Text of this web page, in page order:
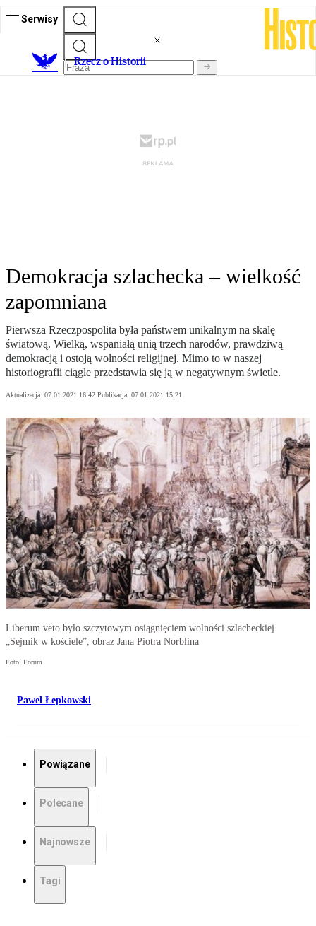
Serwisy
Rzecz o Historii
Demokracja szlachecka – wielkość
zapomniana
Pierwsza Rzeczpospolita była państwem unikalnym na skalę
światową. Wielką, wspaniałą unią trzech narodów, prawdziwą
demokracją i ostoją wolności religijnej. Mimo to w naszej
historiografii ciągle przedstawia się ją w negatywnym świetle.
Aktualizacja: 07.01.2021 16:42 Publikacja: 07.01.2021 15:21
Liberum veto było szczytowym osiągnięciem wolności szlacheckiej.
„Sejmik w kościele”, obraz Jana Piotra Norblina
Foto: Forum
Paweł Łepkowski
Powiązane
Polecane
Najnowsze
Tagi